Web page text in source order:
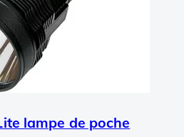
lampe de poche